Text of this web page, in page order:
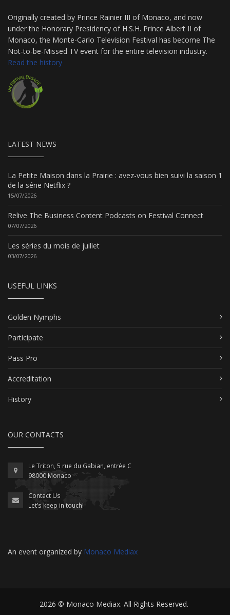
Originally created by Prince Rainier III of Monaco, and now
under the Honorary Presidency of H.S.H. Prince Albert II of
Monaco, the Monte-Carlo Television Festival has become The
Not-to-be-Missed TV event for the entire television industry.
Read the history
LATEST NEWS
La Petite Maison dans la Prairie : avez-vous bien suivi la saison 1
de la série Netflix ?
15/07/2026
Relive The Business Content Podcasts on Festival Connect
07/07/2026
Les séries du mois de juillet
03/07/2026
USEFUL LINKS
Golden Nymphs
Participate
Pass Pro
Accreditation
History
OUR CONTACTS
Le Triton, 5 rue du Gabian, entrée C
98000 Monaco
Contact Us
Let’s keep in touch!
An event organized by Monaco Mediax
2026 © Monaco Mediax. All Rights Reserved.